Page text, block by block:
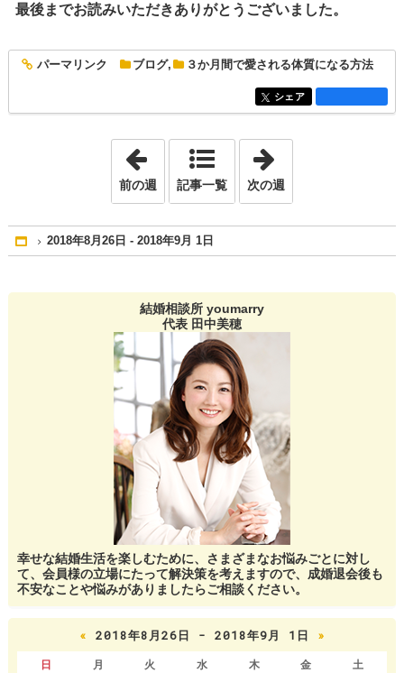
最後までお読みいただきありがとうございました。
entry1369
パーマリンク ブログ, ３か月間で愛される体質になる方法
entry1369
シェア
「2018年8月12日 - 2018年8月18日」
前の週 記事一覧 次の週
Home
2018年8月26日 - 2018年9月 1日
結婚相談所 youmarry
代表 田中美穂
幸せな結婚生活を楽しむために、さまざまなお悩みごとに対し
て、会員様の立場にたって解決策を考えますので、成婚退会後も
不安なことや悩みがありましたらご相談ください。
« 2018年8月26日 - 2018年9月 1日 »
日
月 火 水 木 金
土